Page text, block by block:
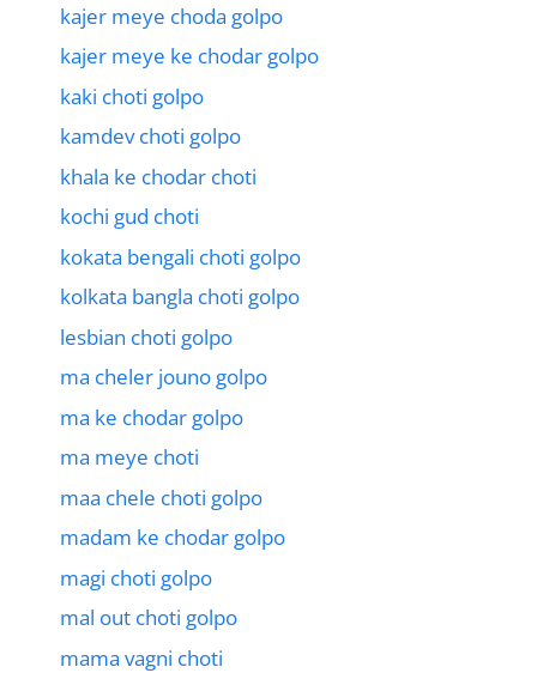
kajer meye choda golpo
kajer meye ke chodar golpo
kaki choti golpo
kamdev choti golpo
khala ke chodar choti
kochi gud choti
kokata bengali choti golpo
kolkata bangla choti golpo
lesbian choti golpo
ma cheler jouno golpo
ma ke chodar golpo
ma meye choti
maa chele choti golpo
madam ke chodar golpo
magi choti golpo
mal out choti golpo
mama vagni choti